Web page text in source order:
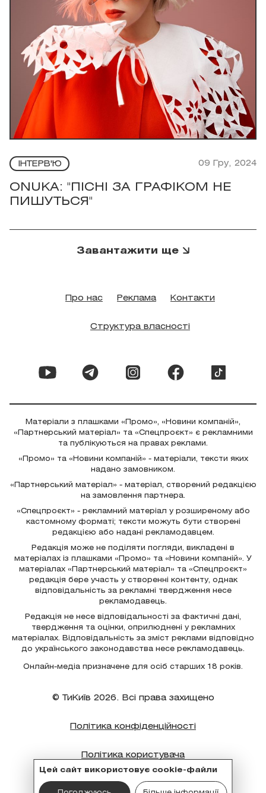
ІНТЕРВ'Ю 09 Гру, 2024
ONUKA: "ПІСНІ ЗА ГРАФІКОМ НЕ
ПИШУТЬСЯ"
Завантажити ще
Цей сайт використовує cookie-файли
Про нас Реклама Контакти
Структура власності
Матеріали з плашками «Промо», «Новини компаній»,
«Партнерський матеріал» та «Спецпроєкт» є рекламними
та публікуються на правах реклами.
«Промо» та «Новини компаній» - матеріали, тексти яких
надано замовником.
«Партнерський матеріал» - матеріал, створений редакцією
на замовлення партнера.
«Спецпроєкт» - рекламний матеріал у розширеному або
кастомному форматі; тексти можуть бути створені
редакцією або надані рекламодавцем.
Редакція може не поділяти погляди, викладені в
матеріалах із плашками «Промо» та «Новини компаній». У
матеріалах «Партнерський матеріал» та «Спецпроєкт»
редакція бере участь у створенні контенту, однак
відповідальність за рекламні твердження несе
рекламодавець.
Редакція не несе відповідальності за фактичні дані,
твердження та оцінки, оприлюднені у рекламних
матеріалах. Відповідальність за зміст реклами відповідно
до українського законодавства несе рекламодавець.
Онлайн-медіа призначене для осіб старших 18 років.
© ТиКиїв 2026. Всі права захищено
Політика конфіденційності
Політика користувача
Політика cookie